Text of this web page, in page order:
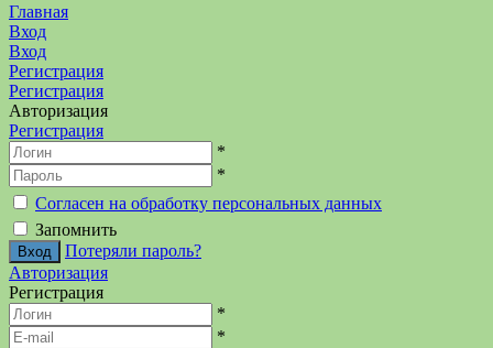
Главная
Вход
Вход
Регистрация
Регистрация
Авторизация
Регистрация
*
*
Согласен на обработку персональных данных
Запомнить
Потеряли пароль?
Авторизация
Регистрация
*
*